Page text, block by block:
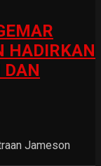
HADIRKAN
DAN
Jameson